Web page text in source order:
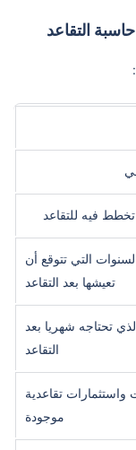
التقاعد
فيه للتقاعد
التي تتوقع أن
تعيشها بعد التقاعد
تحتاجه شهريا بعد
التقاعد
واستثمارات تقاعدية
موجودة